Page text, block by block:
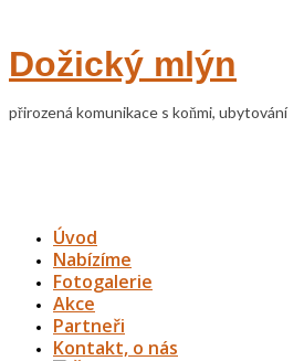
Dožický mlýn
přirozená komunikace s koňmi, ubytování
Úvod
Nabízíme
Fotogalerie
Akce
Partneři
Kontakt, o nás